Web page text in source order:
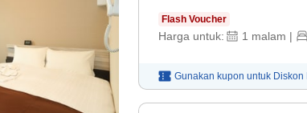
Flash Voucher
Harga untuk: 1 malam |
Gunakan kupon untuk Diskon